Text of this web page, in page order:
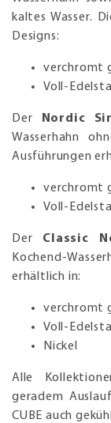
kaltes Wasser.
Designs:
verchromt
Voll-
Der Nordic
Wasserhahn
Ausführungen
verchromt
Voll-
Der Classic
Kochend-
erhältlich in:
verchromt
Voll-
Nickel
Alle
geradem
CUBE auch